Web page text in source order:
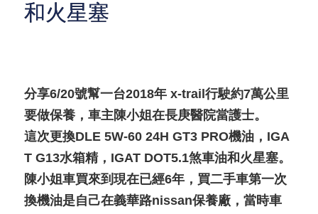
和火星塞
分享6/20號幫一台2018年 x-trail行駛約7萬公里
要做保養，車主陳小姐在長庚醫院當護士。
這次更換DLE 5W-60 24H GT3 PRO機油，IGA
T G13水箱精，IGAT DOT5.1煞車油和火星塞。
陳小姐車買來到現在已經6年，買二手車第一次
換機油是自己在義華路nissan保養廠，當時車